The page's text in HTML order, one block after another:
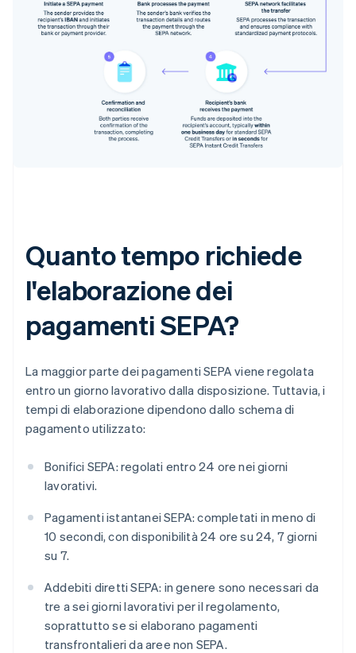
Quanto tempo richiede
l'elaborazione dei
pagamenti SEPA?
La maggior parte dei pagamenti SEPA viene regolata
entro un giorno lavorativo dalla disposizione. Tuttavia, i
tempi di elaborazione dipendono dallo schema di
pagamento utilizzato:
Bonifici SEPA: regolati entro 24 ore nei giorni
lavorativi.
Pagamenti istantanei SEPA: completati in meno di
10 secondi, con disponibilità 24 ore su 24, 7 giorni
su 7.
Addebiti diretti SEPA: in genere sono necessari da
tre a sei giorni lavorativi per il regolamento,
soprattutto se si elaborano pagamenti
transfrontalieri da aree non SEPA.